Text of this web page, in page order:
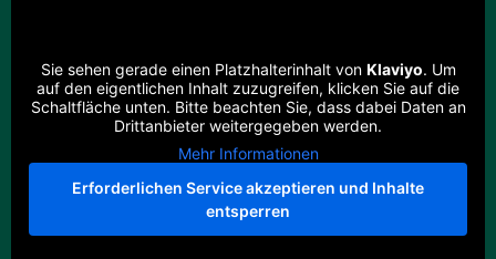
Sie sehen gerade einen Platzhalterinhalt von Klaviyo. Um
auf den eigentlichen Inhalt zuzugreifen, klicken Sie auf die
Schaltfläche unten. Bitte beachten Sie, dass dabei Daten an
Drittanbieter weitergegeben werden.
Mehr Informationen
Erforderlichen Service akzeptieren und Inhalte
entsperren